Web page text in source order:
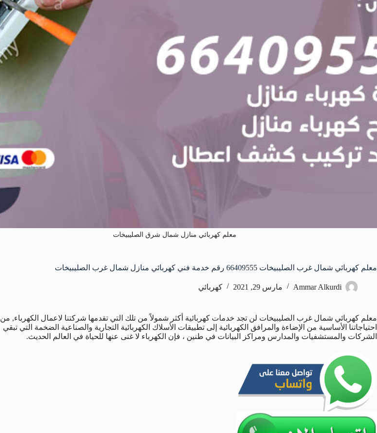
معلم كهربائي منازل شمال شرق الصليبيخات
معلم كهربائي شمال غرب الصليبيخات 66409555 رقم خدمة فني كهربائي منازل شمال غرب الصليبيخات
Ammar Alkurdi مارس 29, 2021 كهربائي
معلم كهربائي شمال غرب الصليبيخات لن تجد خدمات كهربائية أكثر شمولاً من تلك التي تقدمها شركتنا لاعمال الكهرباء, من
احتياجاتنا الأساسية من الإضاءة والمرافق الكهربائية إلى تطبيقات الأسلاك الكهربائية التجارية والصناعية الضخمة التي تبقي
الشركات والمستشفيات والمدارس ومراكز البيانات في طنين ، فإن الكهرباء لا غنى عنها للحياة في العالم الحديث.